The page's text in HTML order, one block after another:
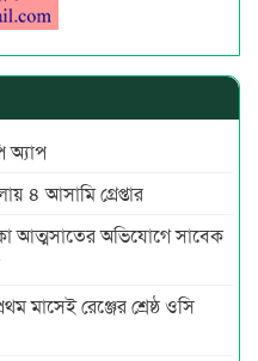
অ্যাপ
৪ আসামি গ্রেপ্তার
আত্মসাতের অভিযোগে সাবেক
মাসেই রেঞ্জের শ্রেষ্ঠ ওসি